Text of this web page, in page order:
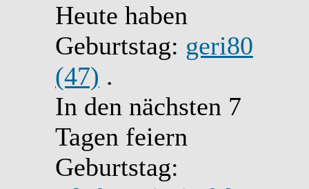
Heute haben
Geburtstag: geri80
(47) .
In den nächsten 7
Tagen feiern
Geburtstag: